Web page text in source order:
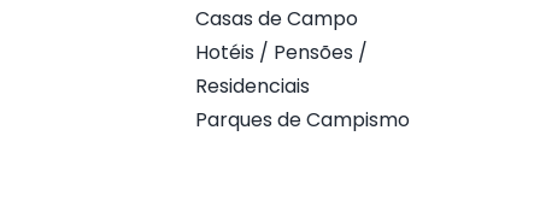
Casas de Campo
Hotéis / Pensões /
Residenciais
Parques de Campismo